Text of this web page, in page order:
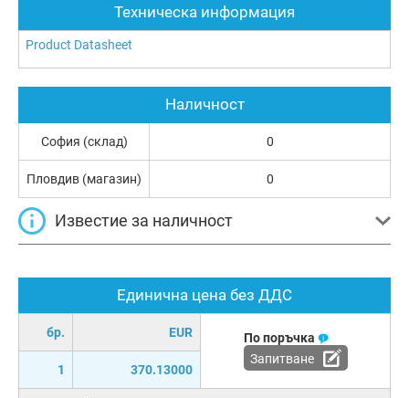
Техническа информация
Product Datasheet
Единична цена без ДДС
бр. EUR
1 370.13000
По поръчка
Запитване
Наличност
София (склад) 0
Пловдив (магазин) 0
Известие за наличност